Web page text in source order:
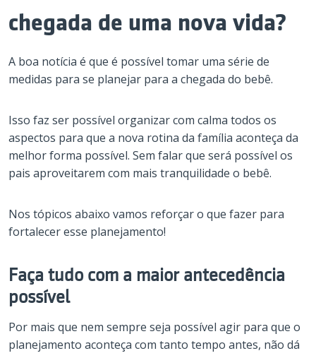
chegada de uma nova vida?
A boa notícia é que é possível tomar uma série de
medidas para se planejar para a chegada do bebê.
Isso faz ser possível organizar com calma todos os
aspectos para que a nova rotina da família aconteça da
melhor forma possível. Sem falar que será possível os
pais aproveitarem com mais tranquilidade o bebê.
Nos tópicos abaixo vamos reforçar o que fazer para
fortalecer esse planejamento!
Faça tudo com a maior antecedência
possível
Por mais que nem sempre seja possível agir para que o
planejamento aconteça com tanto tempo antes, não dá